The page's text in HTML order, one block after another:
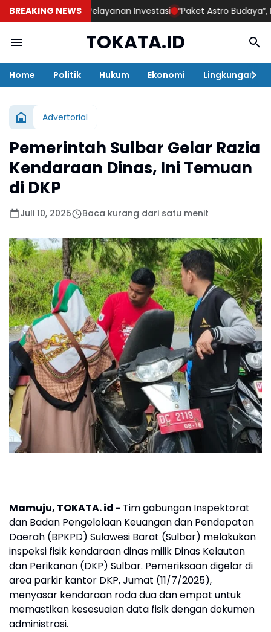
BREAKING NEWS
dan Kinerja Pelayanan Investasi “Paket Astro Budaya”,
TOKATA.ID
Home Politik Hukum Ekonomi Lingkungan
Advertorial
Pemerintah Sulbar Gelar Razia
Kendaraan Dinas, Ini Temuan
di DKP
Juli 10, 2025 Baca kurang dari satu menit
Mamuju, TOKATA. id - Tim gabungan Inspektorat
dan Badan Pengelolaan Keuangan dan Pendapatan
Daerah (BPKPD) Sulawesi Barat (Sulbar) melakukan
inspeksi fisik kendaraan dinas milik Dinas Kelautan
dan Perikanan (DKP) Sulbar. Pemeriksaan digelar di
area parkir kantor DKP, Jumat (11/7/2025),
menyasar kendaraan roda dua dan empat untuk
memastikan kesesuaian data fisik dengan dokumen
administrasi.